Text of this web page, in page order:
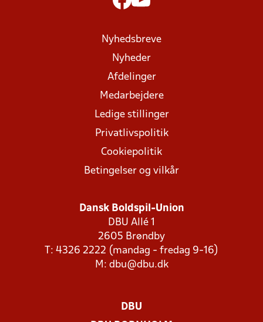
Nyhedsbreve
Nyheder
Afdelinger
Medarbejdere
Ledige stillinger
Privatlivspolitik
Cookiepolitik
Betingelser og vilkår
Dansk Boldspil-Union
DBU Allé 1
2605 Brøndby
T: 4326 2222 (mandag - fredag 9-16)
M: dbu@dbu.dk
DBU